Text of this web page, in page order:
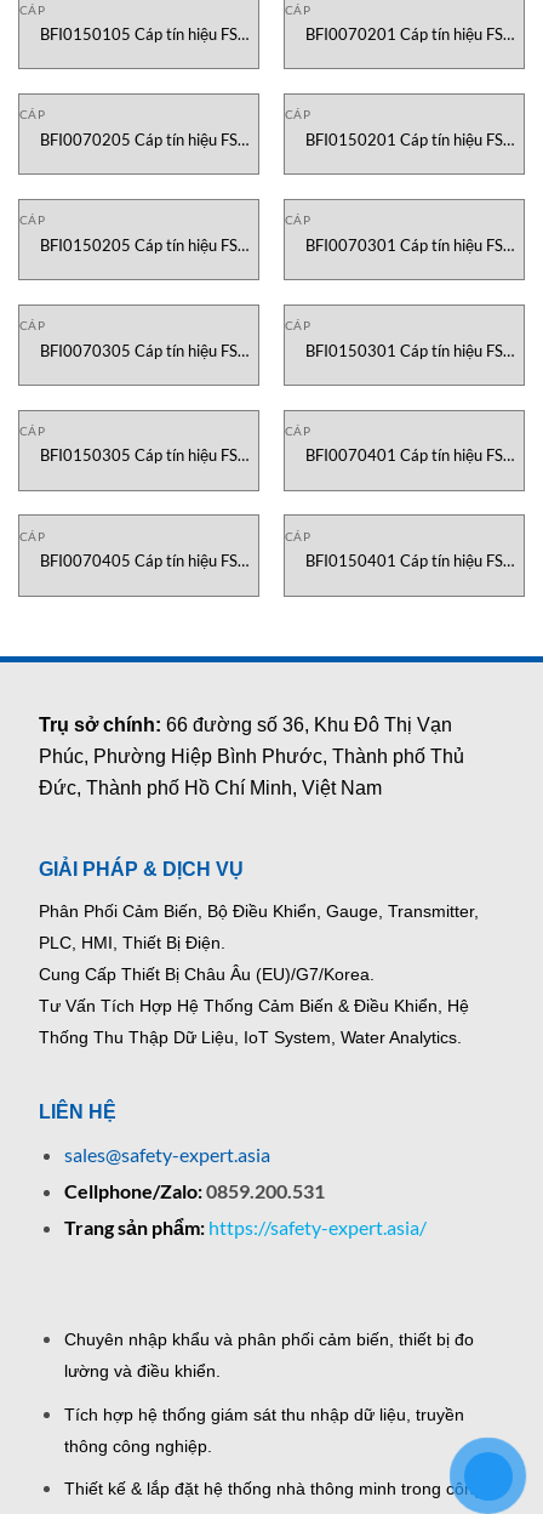
CÁP
BFI0150105 Cáp tín hiệu FS
CÁP
BFI0070201 Cáp tín hiệu FS
CÁP
BFI0070205 Cáp tín hiệu FS
CÁP
BFI0150201 Cáp tín hiệu FS
CÁP
BFI0150205 Cáp tín hiệu FS
CÁP
BFI0070301 Cáp tín hiệu FS
CÁP
BFI0070305 Cáp tín hiệu FS
CÁP
BFI0150301 Cáp tín hiệu FS
CÁP
BFI0150305 Cáp tín hiệu FS
CÁP
BFI0070401 Cáp tín hiệu FS
CÁP
BFI0070405 Cáp tín hiệu FS
CÁP
BFI0150401 Cáp tín hiệu FS
Trụ sở chính:66 đường số 36, Khu Đô Thị Vạn
Phúc, Phường Hiệp Bình Phước, Thành phố Thủ
Đức, Thành phố Hồ Chí Minh, Việt Nam
GIẢI PHÁP & DỊCH VỤ
Phân Phối Cảm Biến, Bộ Điều Khiển, Gauge, Transmitter,
PLC, HMI, Thiết Bị Điện.
Cung Cấp Thiết Bị Châu Âu (EU)/G7/Korea.
Tư Vấn Tích Hợp Hệ Thống Cảm Biến & Điều Khiển, Hệ
Thống Thu Thập Dữ Liệu, IoT System, Water Analytics.
LIÊN HỆ
sales@safety-expert.asia
Cellphone/Zalo:0859.200.531
Trang sản phẩm: https://safety-expert.asia/
Chuyên nhập khẩu và phân phối cảm biến, thiết bị đo
lường và điều khiển.
Tích hợp hệ thống giám sát thu nhập dữ liệu, truyền
thông công nghiệp.
Thiết kế & lắp đặt hệ thống nhà thông minh trong công